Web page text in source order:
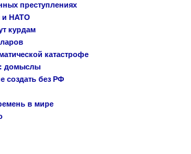
преступлениях
и НАТО
курдам
катастрофе
домыслы
создать без РФ
в мире